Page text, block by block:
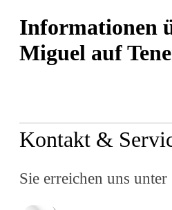
Informationen
Miguel auf
Kontakt &
Sie erreichen uns unter